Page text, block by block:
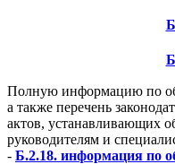
Полную информацию по
а также перечень
актов, устанавливающих
руководителям и
- Б.2.18. информация по